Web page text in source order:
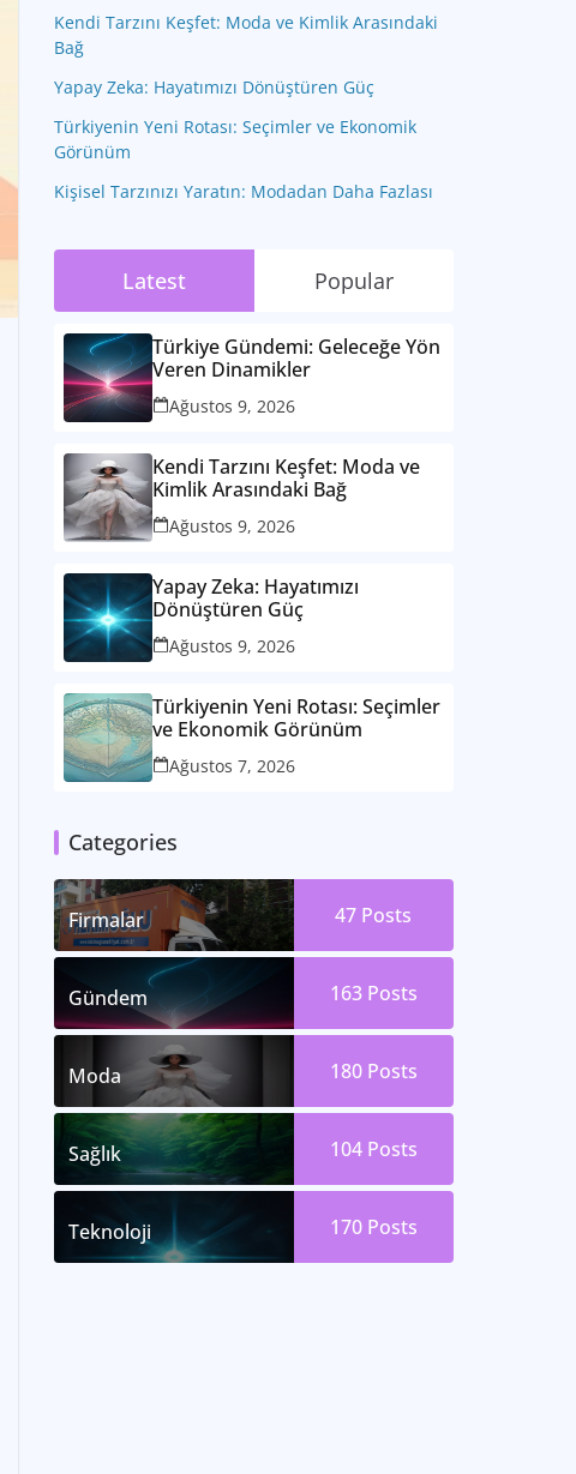
Kendi Tarzını Keşfet: Moda ve Kimlik Arasındaki
Bağ
Yapay Zeka: Hayatımızı Dönüştüren Güç
Türkiyenin Yeni Rotası: Seçimler ve Ekonomik
Görünüm
Kişisel Tarzınızı Yaratın: Modadan Daha Fazlası
Latest Popular
Türkiye Gündemi: Geleceğe Yön
Veren Dinamikler
Ağustos 9, 2026
Kendi Tarzını Keşfet: Moda ve
Kimlik Arasındaki Bağ
Ağustos 9, 2026
Yapay Zeka: Hayatımızı
Dönüştüren Güç
Ağustos 9, 2026
Türkiyenin Yeni Rotası: Seçimler
ve Ekonomik Görünüm
Ağustos 7, 2026
Categories
Firmalar 47 Posts
Gündem 163 Posts
Moda 180 Posts
Sağlık 104 Posts
Teknoloji 170 Posts